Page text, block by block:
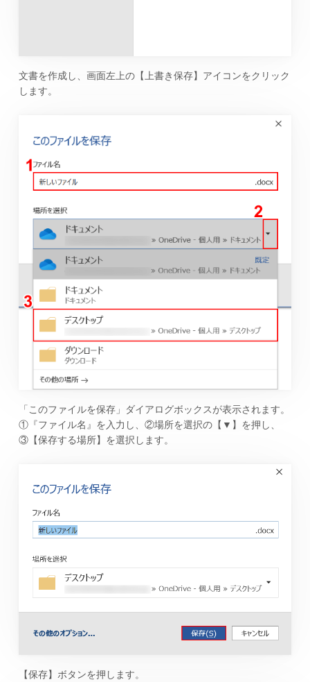
文書を作成し、画面左上の【上書き保存】アイコンをクリック
します。
「このファイルを保存」ダイアログボックスが表示されます。
①『ファイル名』を入力し、②場所を選択の【▼】を押し、
③【保存する場所】を選択します。
【保存】ボタンを押します。